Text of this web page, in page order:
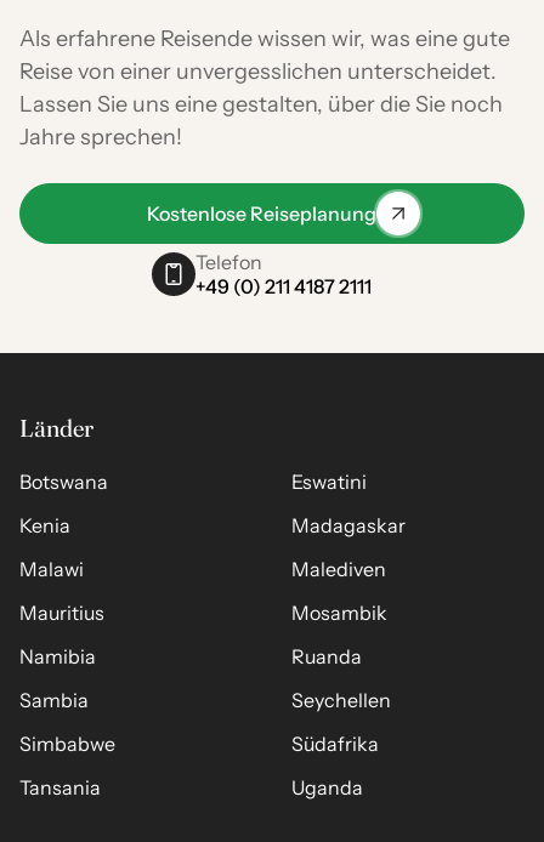
Als erfahrene Reisende wissen wir, was eine gute
Reise von einer unvergesslichen unterscheidet.
Lassen Sie uns eine gestalten, über die Sie noch
Jahre sprechen!
Kostenlose Reiseplanung
Telefon
+49 (0) 211 4187 2111
Länder
Botswana
Eswatini
Kenia
Madagaskar
Malawi
Malediven
Mauritius
Mosambik
Namibia
Ruanda
Sambia
Seychellen
Simbabwe
Südafrika
Tansania
Uganda